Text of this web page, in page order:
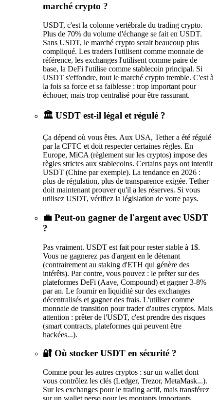
marché crypto ?
USDT, c'est la colonne vertébrale du trading crypto.
Plus de 70% du volume d'échange se fait en USDT.
Sans USDT, le marché crypto serait beaucoup plus
compliqué. Les traders l'utilisent comme monnaie de
référence, les exchanges l'utilisent comme paire de
base, la DeFi l'utilise comme stablecoin principal. Si
USDT s'effondre, tout le marché crypto tremble. C'est à
la fois sa force et sa faiblesse : trop important pour
échouer, mais trop centralisé pour être rassurant.
🏛️ USDT est-il légal et régulé ?
Ça dépend où vous êtes. Aux USA, Tether a été régulé
par la CFTC et doit respecter certaines règles. En
Europe, MiCA (règlement sur les cryptos) impose des
règles strictes aux stablecoins. Certains pays ont interdit
USDT (Chine par exemple). La tendance en 2026 :
plus de régulation, plus de transparence exigée. Tether
doit maintenant prouver qu'il a les réserves. Si vous
utilisez USDT, vérifiez la législation de votre pays.
💼 Peut-on gagner de l'argent avec USDT
?
Pas vraiment. USDT est fait pour rester stable à 1$.
Vous ne gagnerez pas d'argent en le détenant
(contrairement au staking d'ETH qui génère des
intérêts). Par contre, vous pouvez : le prêter sur des
plateformes DeFi (Aave, Compound) et gagner 3-8%
par an. Le fournir en liquidité sur des exchanges
décentralisés et gagner des frais. L'utiliser comme
monnaie de transition pour trader d'autres cryptos. Mais
attention : prêter de l'USDT, c'est prendre des risques
(smart contracts, plateformes qui peuvent être
hackées...).
🔐 Où stocker USDT en sécurité ?
Comme pour les autres cryptos : sur un wallet dont
vous contrôlez les clés (Ledger, Trezor, MetaMask...).
Sur les exchanges pour le trading actif, mais transférez